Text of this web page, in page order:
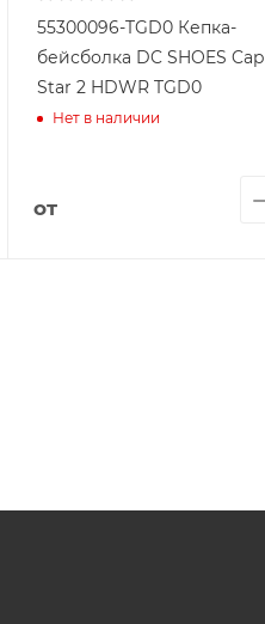
55300096-TGD0 Кепка-
бейсболка DC SHOES Cap
Star 2 HDWR TGD0
Нет в наличии
от